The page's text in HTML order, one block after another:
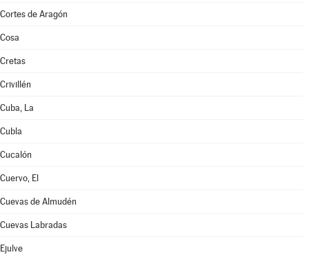
Cortes de Aragón
Cosa
Cretas
Crivillén
Cuba, La
Cubla
Cucalón
Cuervo, El
Cuevas de Almudén
Cuevas Labradas
Ejulve